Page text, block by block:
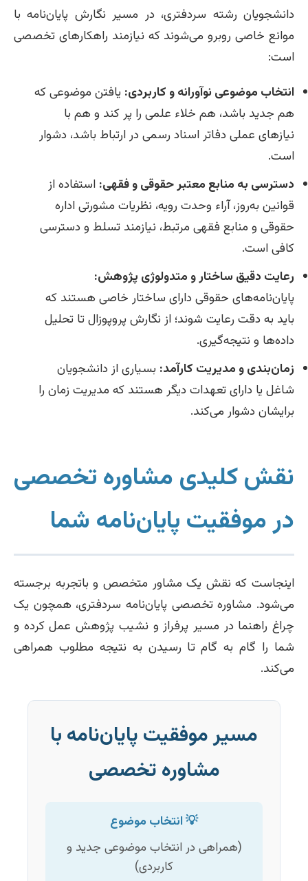
دانشجویان رشته سردفتری، در مسیر نگارش پایان‌نامه با
موانع خاصی روبرو می‌شوند که نیازمند راهکارهای تخصصی
است:
انتخاب موضوعی نوآورانه و کاربردی: یافتن موضوعی که
هم جدید باشد، هم خلاء علمی را پر کند و هم با
نیازهای عملی دفاتر اسناد رسمی در ارتباط باشد، دشوار
است.
دسترسی به منابع معتبر حقوقی و فقهی: استفاده از
قوانین به‌روز، آراء وحدت رویه، نظریات مشورتی اداره
حقوقی و منابع فقهی مرتبط، نیازمند تسلط و دسترسی
کافی است.
رعایت دقیق ساختار و متدولوژی پژوهش:
پایان‌نامه‌های حقوقی دارای ساختار خاصی هستند که
باید به دقت رعایت شوند؛ از نگارش پروپوزال تا تحلیل
داده‌ها و نتیجه‌گیری.
زمان‌بندی و مدیریت کارآمد: بسیاری از دانشجویان
شاغل یا دارای تعهدات دیگر هستند که مدیریت زمان را
برایشان دشوار می‌کند.
نقش کلیدی مشاوره تخصصی
در موفقیت پایان‌نامه شما
اینجاست که نقش یک مشاور متخصص و باتجربه برجسته
می‌شود. مشاوره تخصصی پایان‌نامه سردفتری، همچون یک
چراغ راهنما در مسیر پرفراز و نشیب پژوهش عمل کرده و
شما را گام به گام تا رسیدن به نتیجه مطلوب همراهی
می‌کند.
مسیر موفقیت پایان‌نامه با
مشاوره تخصصی
💡 انتخاب موضوع
(همراهی در انتخاب موضوعی جدید و
کاربردی)